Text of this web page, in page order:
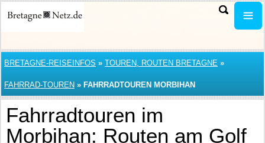
BRETAGNE-REISEINFOS » TOUREN, ROUTEN BRETAGNE »
FAHRRAD-TOUREN » FAHRRADTOUREN MORBIHAN
Fahrradtouren im
Morbihan: Routen am Golf